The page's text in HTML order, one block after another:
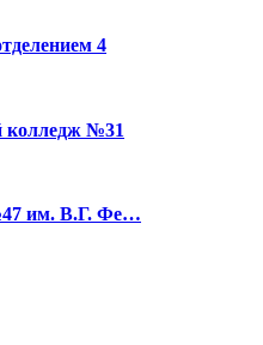
4
колледж №31
им. В.Г. Фе…